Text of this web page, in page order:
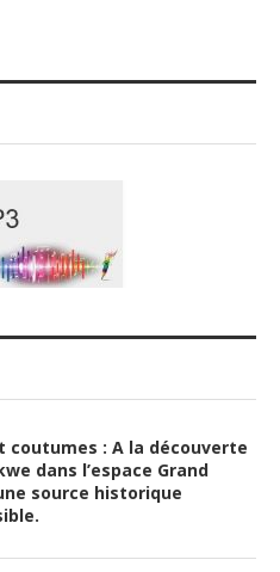
coutumes : A la découverte
dans l’espace Grand
source historique